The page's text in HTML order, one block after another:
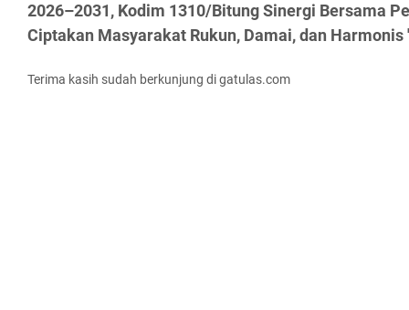
2026–2031, Kodim 1310/Bitung Sinergi Bersama
Ciptakan Masyarakat Rukun, Damai, dan Harmonis
Terima kasih sudah berkunjung di gatulas.com